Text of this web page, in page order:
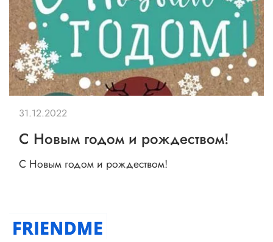
С Новым годом и рождеством!
С Новым годом и рождеством!
31.12.2022